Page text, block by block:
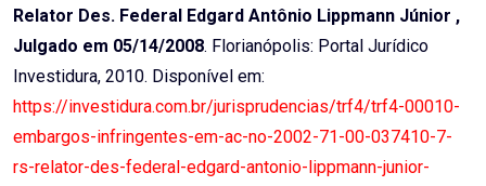
Relator Des. Federal Edgard Antônio Lippmann Júnior ,
Julgado em 05/14/2008. Florianópolis: Portal Jurídico
Investidura, 2010. Disponível em:
https://investidura.com.br/jurisprudencias/trf4/trf4-00010-
embargos-infringentes-em-ac-no-2002-71-00-037410-7-
rs-relator-des-federal-edgard-antonio-lippmann-junior-